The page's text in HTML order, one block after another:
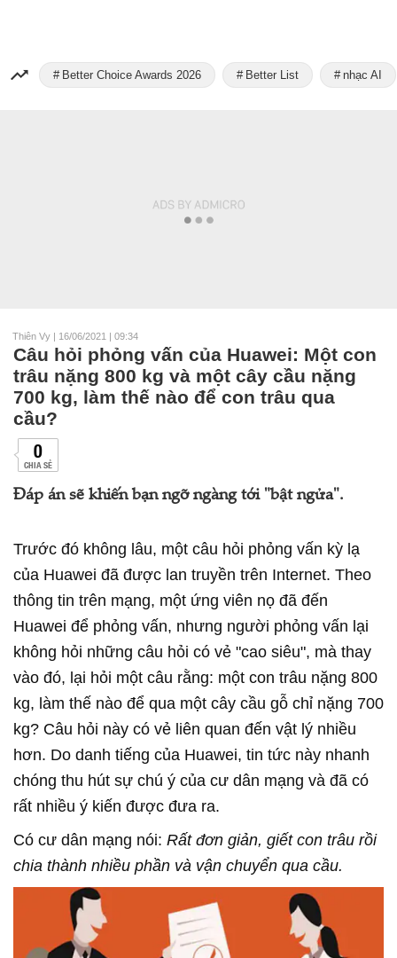
Better Choice Awards 2026 Better List nhạc AI
Thiên Vy | 16/06/2021 | 09:34
Câu hỏi phỏng vấn của Huawei: Một con
trâu nặng 800 kg và một cây cầu nặng
700 kg, làm thế nào để con trâu qua
cầu?
0
CHIA SẺ
Đáp án sẽ khiến bạn ngỡ ngàng tới "bật ngửa".
Trước đó không lâu, một câu hỏi phỏng vấn kỳ lạ
của Huawei đã được lan truyền trên Internet. Theo
thông tin trên mạng, một ứng viên nọ đã đến
Huawei để phỏng vấn, nhưng người phỏng vấn lại
không hỏi những câu hỏi có vẻ "cao siêu", mà thay
vào đó, lại hỏi một câu rằng: một con trâu nặng 800
kg, làm thế nào để qua một cây cầu gỗ chỉ nặng 700
kg? Câu hỏi này có vẻ liên quan đến vật lý nhiều
hơn. Do danh tiếng của Huawei, tin tức này nhanh
chóng thu hút sự chú ý của cư dân mạng và đã có
rất nhiều ý kiến được đưa ra.
Có cư dân mạng nói: Rất đơn giản, giết con trâu rồi
chia thành nhiều phần và vận chuyển qua cầu.